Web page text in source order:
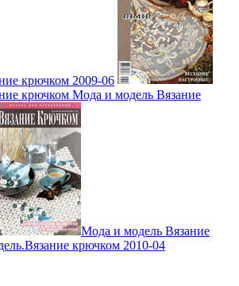
крючком 2009-06
крючком Мода и модель Вязание
Мода и модель Вязание
крючком 2010-04